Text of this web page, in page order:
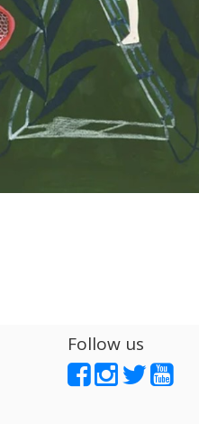
Follow us